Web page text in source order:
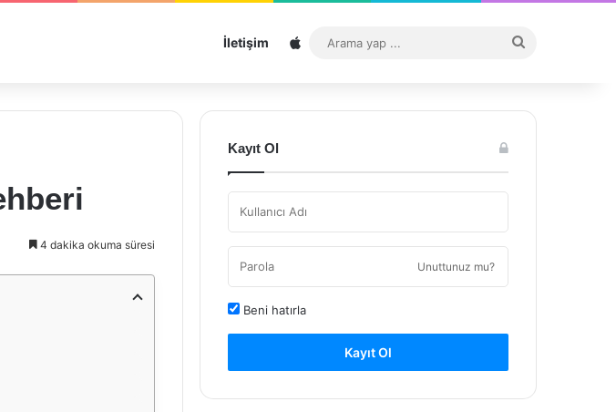
İletişim Sitemap
...
4 dakika okuma süresi
Kayıt Ol
Unuttunuz mu?
Beni hatırla
Kayıt Ol